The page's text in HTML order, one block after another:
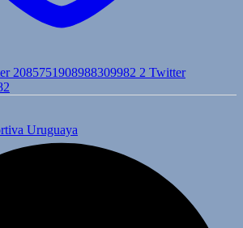
2085751908988309982 2 Twitter
Uruguaya